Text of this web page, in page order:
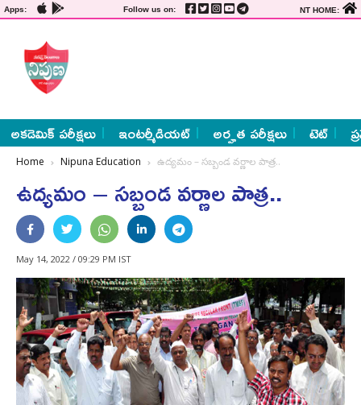
Apps: Follow us on: NT HOME:
అకడెమిక్ పరీక్షలు ఇంటర్మీడియట్ అర్హత పరీక్షలు టెట్
Home Nipuna Education ఉద్యమం – సబ్బండ వర్ణాల పాత్ర..
ఉద్యమం – సబ్బండ వర్ణాల పాత్ర..
May 14, 2022 / 09:29 PM IST